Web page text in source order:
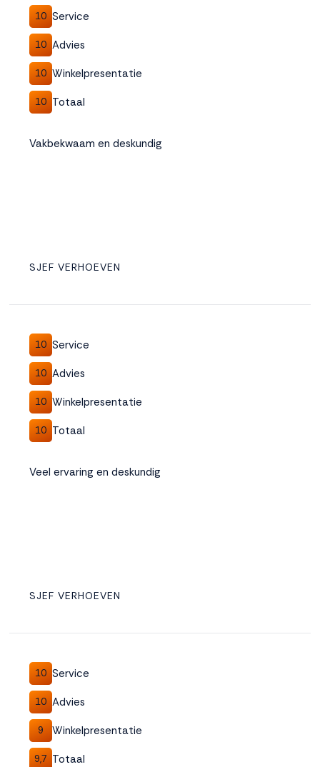
10 Service
10 Advies
10 Winkelpresentatie
10 Totaal
Vakbekwaam en deskundig
SJEF VERHOEVEN
10 Service
10 Advies
10 Winkelpresentatie
10 Totaal
Veel ervaring en deskundig
SJEF VERHOEVEN
10 Service
10 Advies
9 Winkelpresentatie
9,7 Totaal